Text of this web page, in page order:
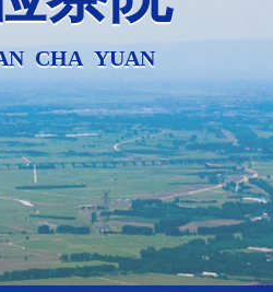
CHA YUAN